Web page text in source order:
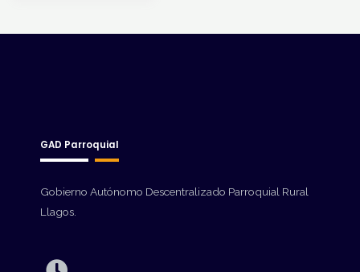
GAD Parroquial
Gobierno Autónomo Descentralizado Parroquial Rural
Llagos.